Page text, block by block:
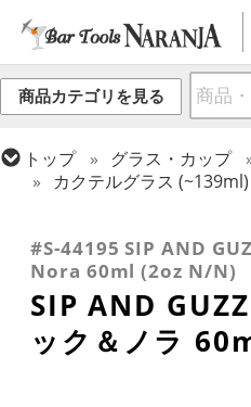
商品カテゴリを見る
トップ グラス・カップ
カクテルグラス (~139ml)
カクテルグラス (全サイ
#S-44195 SIP AND
Nora 60ml (2oz N/N)
SIP AND
ック＆ノラ